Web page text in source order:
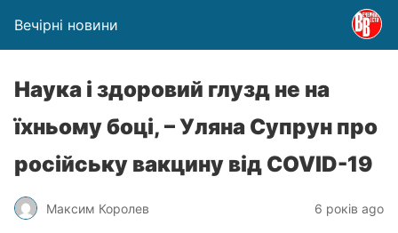
Вечірні новини
Наука і здоровий глузд не на
їхньому боці, – Уляна Супрун про
російську вакцину від COVID-19
Максим Королев 6 років ago